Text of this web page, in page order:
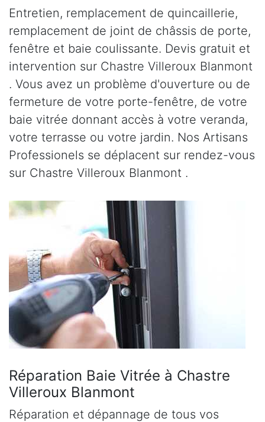
Entretien, remplacement de quincaillerie,
remplacement de joint de châssis de porte,
fenêtre et baie coulissante. Devis gratuit et
intervention sur Chastre Villeroux Blanmont
. Vous avez un problème d'ouverture ou de
fermeture de votre porte-fenêtre, de votre
baie vitrée donnant accès à votre veranda,
votre terrasse ou votre jardin. Nos Artisans
Professionels se déplacent sur rendez-vous
sur Chastre Villeroux Blanmont .
Réparation Baie Vitrée à Chastre
Villeroux Blanmont
Réparation et dépannage de tous vos